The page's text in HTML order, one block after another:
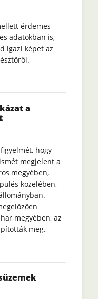
érdemes
adatokban is,
igazi képet az
a
hogy
megjelent a
megyében,
közelében,
megyében, az
meg.